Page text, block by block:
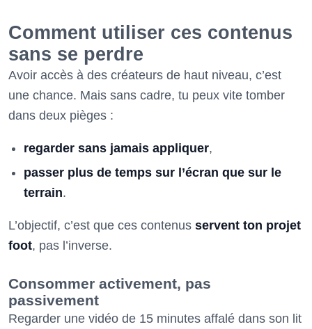
Comment utiliser ces contenus
sans se perdre
Avoir accès à des créateurs de haut niveau, c’est
une chance. Mais sans cadre, tu peux vite tomber
dans deux pièges :
regarder sans jamais appliquer,
passer plus de temps sur l’écran que sur le
terrain.
L’objectif, c’est que ces contenus servent ton projet
foot, pas l’inverse.
Consommer activement, pas
passivement
Regarder une vidéo de 15 minutes affalé dans son lit